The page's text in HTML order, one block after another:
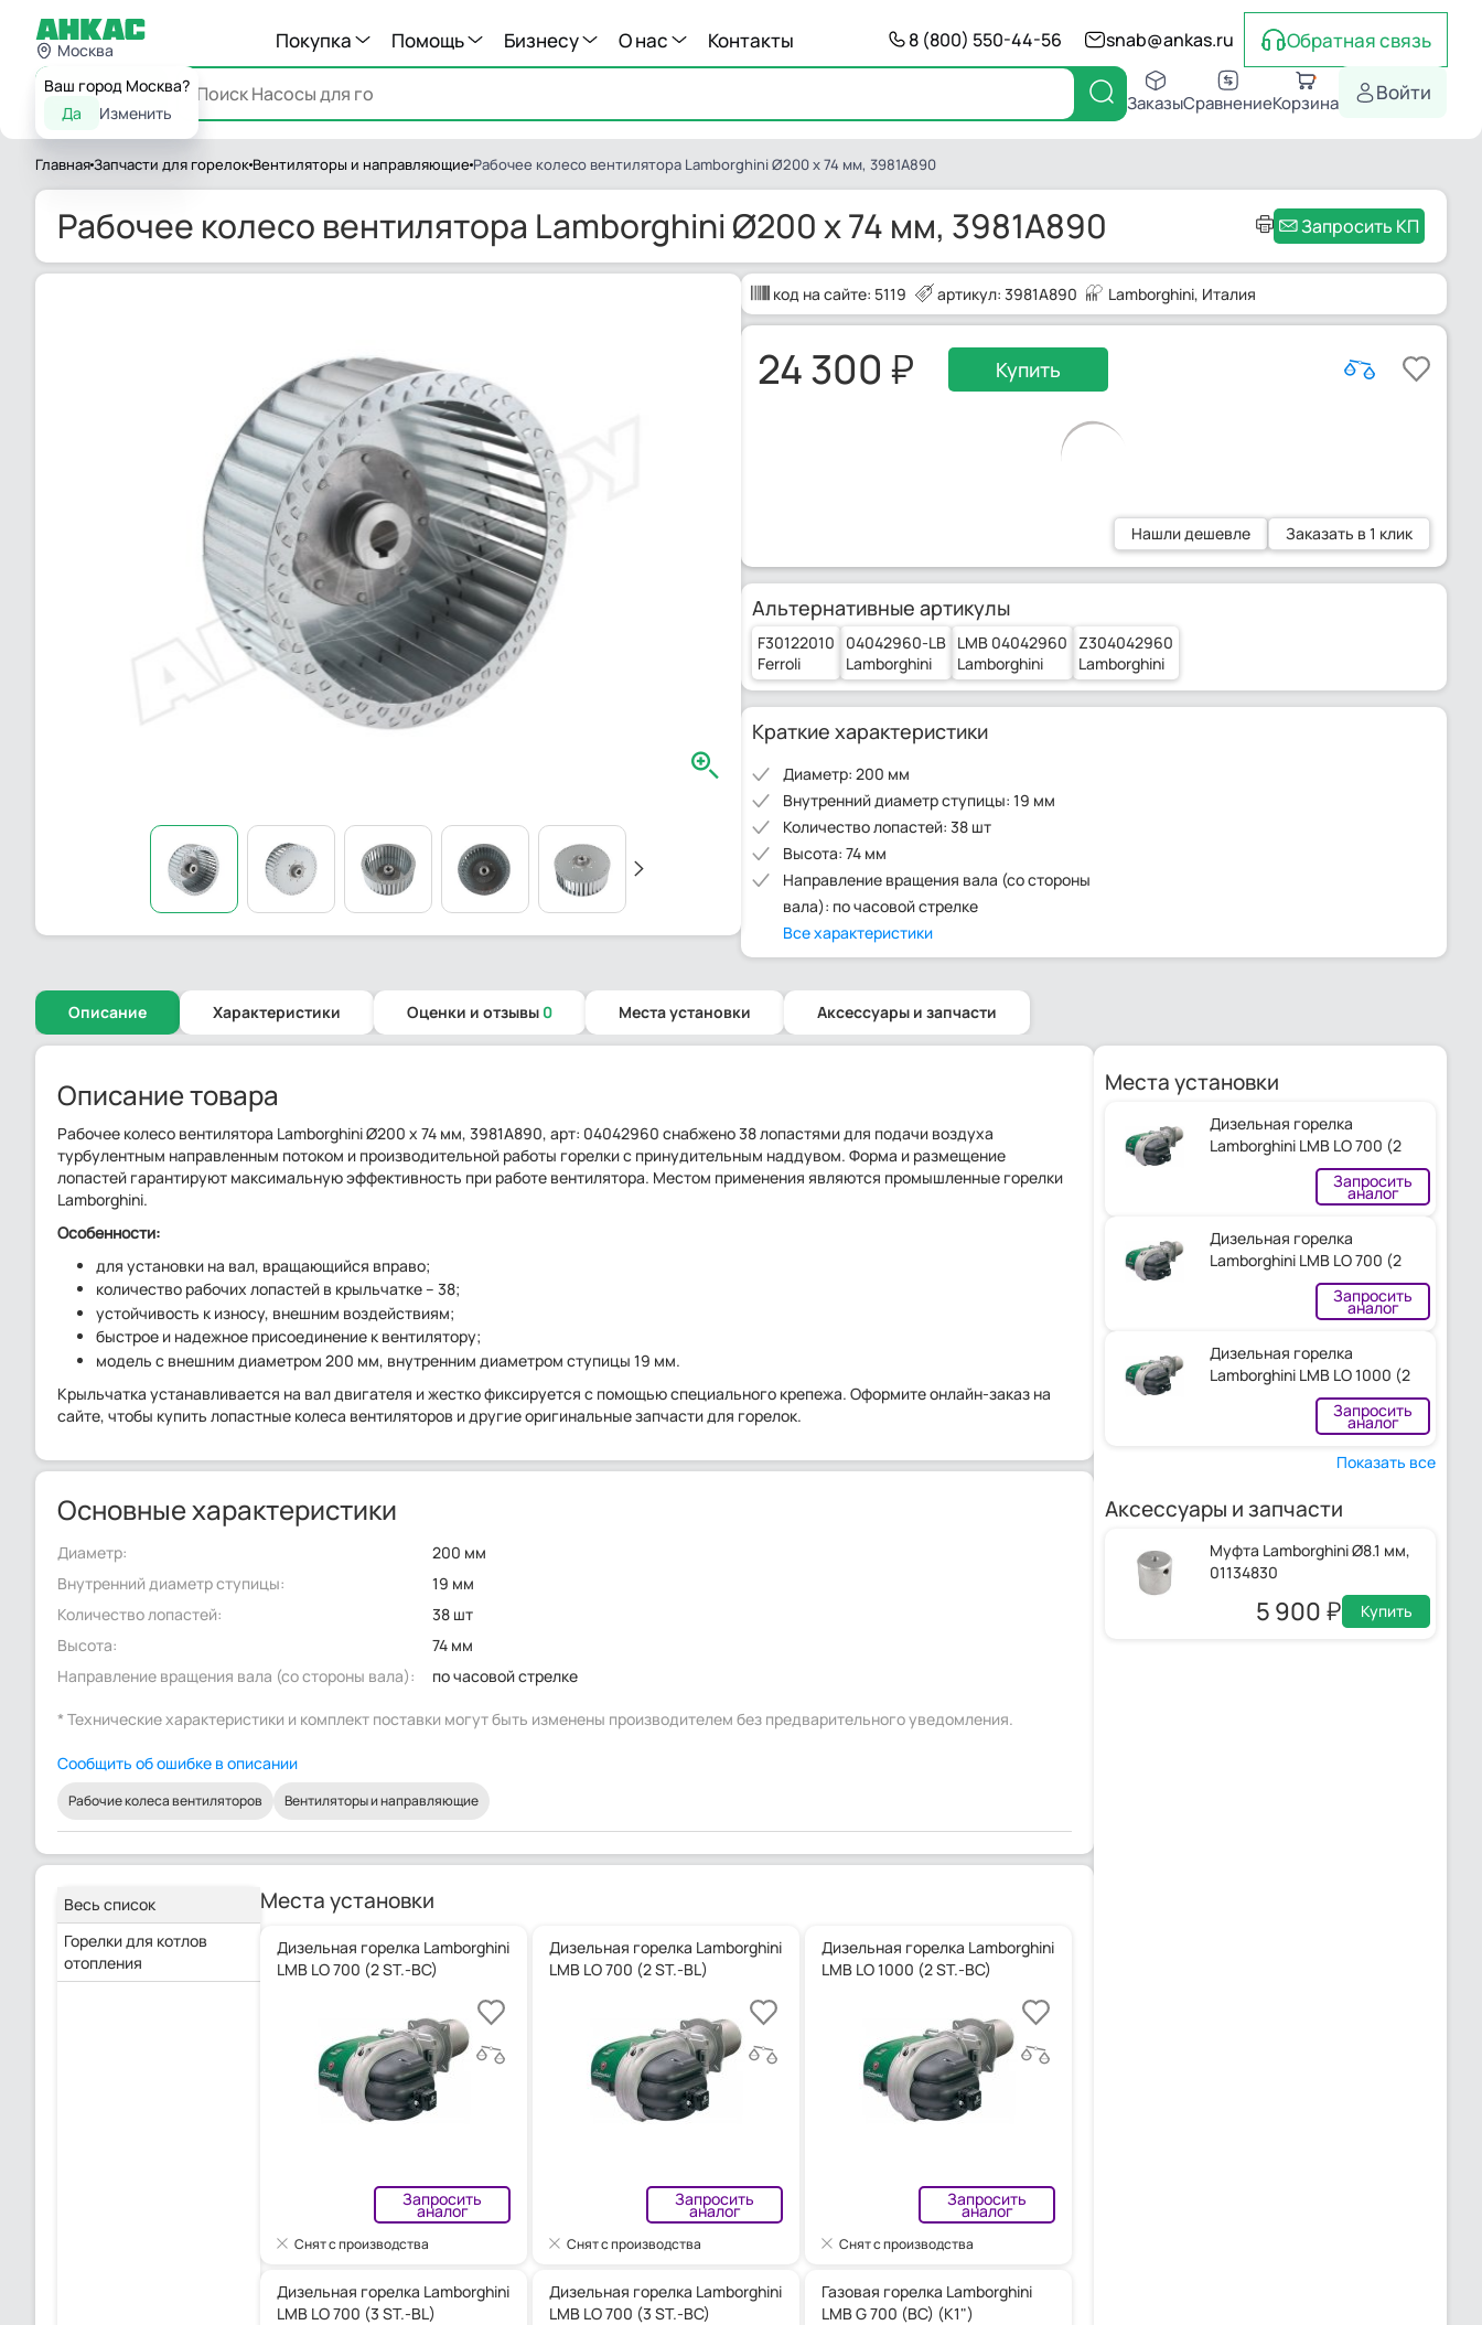
Москва
Ваш город Москва?
Да
Изменить
Покупка Помощь Бизнесу О нас Контакты 8 (800) 550-44-56 snab@ankas.ru Обратная связь
Каталог ЗаказыСравнениеКорзина Войти
ГлавнаяЗапчасти для горелок Вентиляторы и направляющие Рабочее колесо вентилятора Lamborghini Ø200 x 74 мм, 3981A890
Рабочее колесо вентилятора Lamborghini Ø200 x 74 мм, 3981A890 Запросить КП
код на сайте: 5119 артикул: 3981A890 Lamborghini, Италия
24 300 Купить
Нашли дешевле Заказать в 1 клик
Альтернативные артикулы
F30122010
Ferroli
04042960-LB
Lamborghini
LMB 04042960
Lamborghini
Z304042960
Lamborghini
Краткие характеристики
Диаметр: 200 мм
Внутренний диаметр ступицы: 19 мм
Количество лопастей: 38 шт
Высота: 74 мм
Направление вращения вала (со стороны
вала): по часовой стрелке
Все характеристики
Описание Характеристики Оценки и отзывы 0 Места установки Аксессуары и запчасти
Описание товара
Рабочее колесо вентилятора Lamborghini Ø200 x 74 мм, 3981A890, арт: 04042960 снабжено 38 лопастями для подачи воздуха
турбулентным направленным потоком и производительной работы горелки с принудительным наддувом. Форма и размещение
лопастей гарантируют максимальную эффективность при работе вентилятора. Местом применения являются промышленные горелки
Lamborghini.
Особенности:
для установки на вал, вращающийся вправо;
количество рабочих лопастей в крыльчатке – 38;
устойчивость к износу, внешним воздействиям;
быстрое и надежное присоединение к вентилятору;
модель с внешним диаметром 200 мм, внутренним диаметром ступицы 19 мм.
Крыльчатка устанавливается на вал двигателя и жестко фиксируется с помощью специального крепежа. Оформите онлайн-заказ на
сайте, чтобы купить лопастные колеса вентиляторов и другие оригинальные запчасти для горелок.
Основные характеристики
Диаметр:
200 мм
Внутренний диаметр ступицы:
19 мм
Количество лопастей:
38 шт
Высота:
74 мм
Направление вращения вала (со стороны вала):
по часовой стрелке
* Технические характеристики и комплект поставки могут быть изменены производителем без предварительного уведомления.
Сообщить об ошибке в описании
Рабочие колеса вентиляторов Вентиляторы и направляющие
Весь список
Горелки для котлов
отопления
Места установки
Дизельная горелка Lamborghini
LMB LO 700 (2 ST.-BC)
Запросить
аналог
Снят с производства
Дизельная горелка Lamborghini
LMB LO 700 (2 ST.-BL)
Запросить
аналог
Снят с производства
Дизельная горелка Lamborghini
LMB LO 1000 (2 ST.-BC)
Запросить
аналог
Снят с производства
Дизельная горелка Lamborghini
LMB LO 700 (3 ST.-BL)
Дизельная горелка Lamborghini
LMB LO 700 (3 ST.-BC)
Газовая горелка Lamborghini
LMB G 700 (BC) (K1")
Места установки
Дизельная горелка
Lamborghini LMB LO 700 (2
Запросить
аналог
Дизельная горелка
Lamborghini LMB LO 700 (2
Запросить
аналог
Дизельная горелка
Lamborghini LMB LO 1000 (2
Запросить
аналог
Показать все
Аксессуары и запчасти
Муфта Lamborghini Ø8.1 мм,
01134830
5 900 Купить